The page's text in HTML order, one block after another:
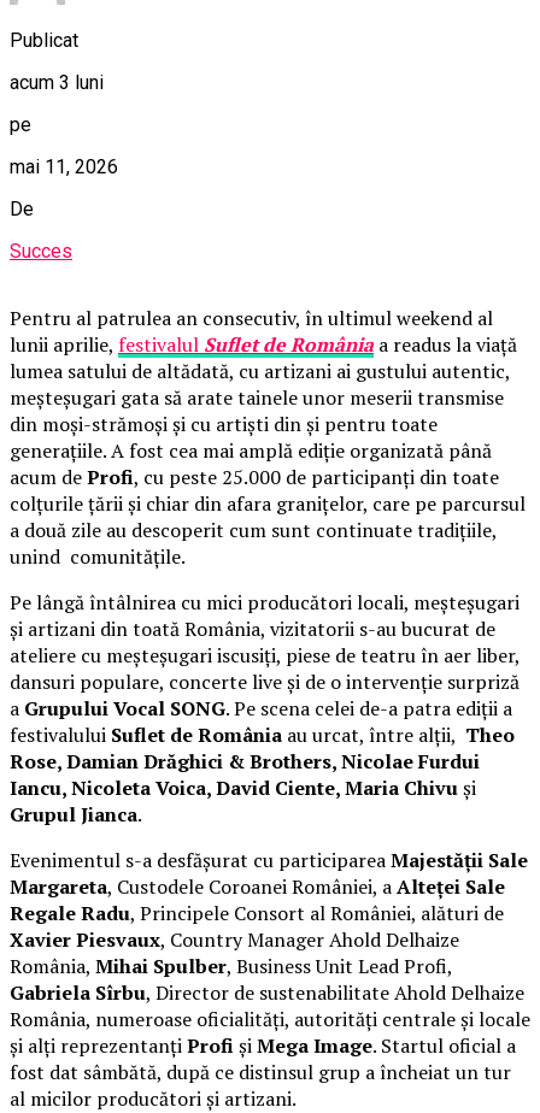
Publicat
acum 3 luni
pe
mai 11, 2026
De
Succes
Pentru al patrulea an consecutiv, în ultimul weekend al
lunii aprilie, festivalul Suflet de România a readus la viață
lumea satului de altădată, cu artizani ai gustului autentic,
meșteșugari gata să arate tainele unor meserii transmise
din moși-strămoși și cu artiști din și pentru toate
generațiile. A fost cea mai amplă ediție organizată până
acum deProfi, cu peste 25.000 de participanți din toate
colțurile țării și chiar din afara granițelor, care pe parcursul
a două zile au descoperit cum sunt continuate tradițiile,
unind comunitățile.
Pe lângă întâlnirea cu mici producători locali, meșteșugari
și artizani din toată România, vizitatorii s-au bucurat de
ateliere cu meșteșugari iscusiți, piese de teatru în aer liber,
dansuri populare, concerte live și de o intervenție surpriză
a Grupului Vocal SONG. Pe scena celei de-a patra ediții a
festivalului Suflet de România au urcat, între alții, Theo
Rose, Damian Drăghici & Brothers, Nicolae Furdui
Iancu, Nicoleta Voica, David Ciente, Maria Chivuși
Grupul Jianca.
Evenimentul s-a desfășurat cu participareaMajestății Sale
Margareta, Custodele Coroanei României, aAlteței Sale
Regale Radu, Principele Consort al României, alături de
Xavier Piesvaux, Country Manager Ahold Delhaize
România, Mihai Spulber, Business Unit Lead Profi,
Gabriela Sîrbu, Director de sustenabilitate Ahold Delhaize
România, numeroase oficialități, autorități centrale și locale
și alți reprezentanțiProfișiMega Image. Startul oficial a
fost dat sâmbătă, după ce distinsul grup a încheiat un tur
al micilor producători și artizani.